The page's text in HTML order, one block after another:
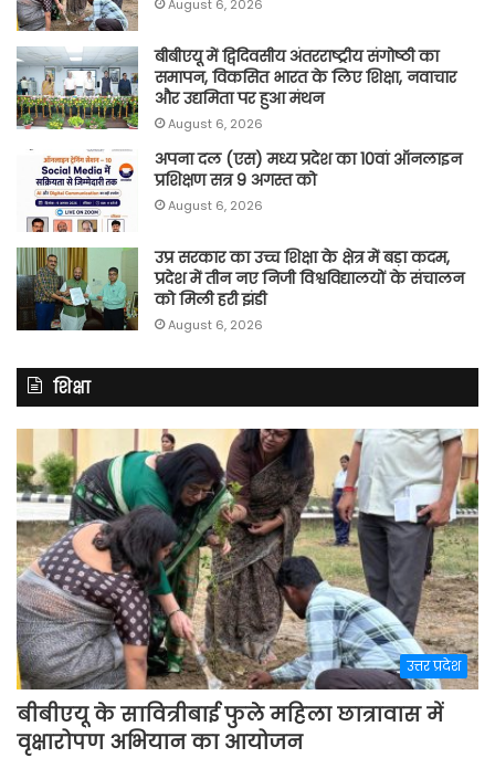
August 6, 2026
बीबीएयू में द्विदिवसीय अंतरराष्ट्रीय संगोष्ठी का
समापन, विकसित भारत के लिए शिक्षा, नवाचार
और उद्यमिता पर हुआ मंथन
August 6, 2026
अपना दल (एस) मध्य प्रदेश का 10वां ऑनलाइन
प्रशिक्षण सत्र 9 अगस्त को
August 6, 2026
उप्र सरकार का उच्च शिक्षा के क्षेत्र में बड़ा कदम,
प्रदेश में तीन नए निजी विश्वविद्यालयों के संचालन
को मिली हरी झंडी
August 6, 2026
शिक्षा
उत्तर प्रदेश
बीबीएयू के सावित्रीबाई फुले महिला छात्रावास में
वृक्षारोपण अभियान का आयोजन